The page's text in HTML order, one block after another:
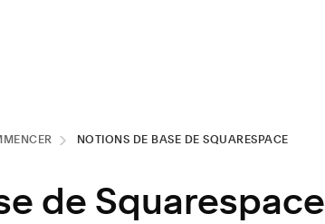
NOTIONS DE BASE DE SQUARESPACE
de Squarespace